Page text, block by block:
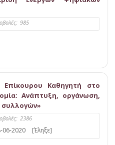
985
Καθηγητή στο
Ανάπτυξη, οργάνωση,
συλλογών»
2386
06-2020 [Έληξε]